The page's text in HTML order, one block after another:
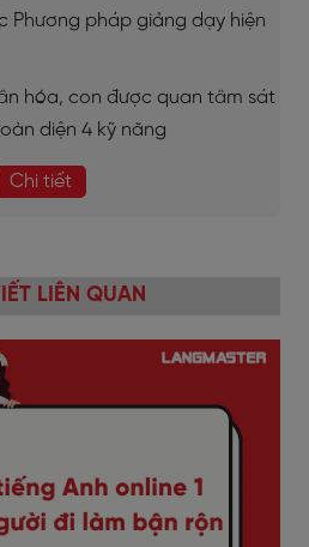
Phương pháp giảng dạy hiện
hóa, con được quan tâm sát
diện 4 kỹ năng
Chi tiết
LIÊN QUAN